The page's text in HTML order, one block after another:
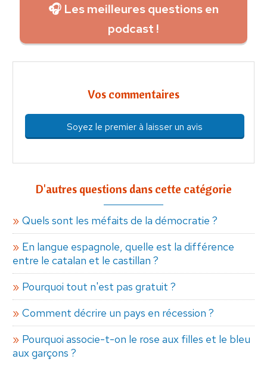
🎧 Les meilleures questions en
podcast !
Vos commentaires
Soyez le premier à laisser un avis
D'autres questions dans cette catégorie
Quels sont les méfaits de la démocratie ?
En langue espagnole, quelle est la différence
entre le catalan et le castillan ?
Pourquoi tout n'est pas gratuit ?
Comment décrire un pays en récession ?
Pourquoi associe-t-on le rose aux filles et le bleu
aux garçons ?